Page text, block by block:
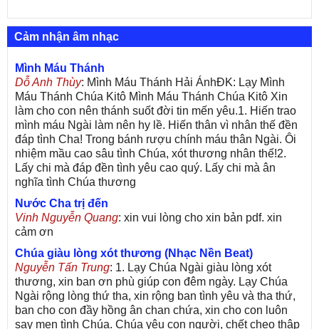
Cảm nhận âm nhạc
Mình Máu Thánh
Dỗ Anh Thùy: Mình Máu Thánh Hải ÁnhĐK: Lạy Mình
Máu Thánh Chúa Kitô Mình Máu Thánh Chúa Kitô Xin
làm cho con nên thánh suốt đời tin mến yêu.1. Hiến trao
mình máu Ngài làm nên hy lề. Hiến thân vì nhân thế đền
đáp tình Cha! Trong bánh rượu chính máu thân Ngài. Ôi
nhiệm mầu cao sâu tình Chúa, xót thương nhân thế!2.
Lấy chi mà đáp đền tình yêu cao quý. Lấy chi mà ân
nghĩa tình Chúa thương
Nước Cha trị đến
Vinh Nguyễn Quang: xin vui lòng cho xin bản pdf. xin
cảm ơn
Chúa giàu lòng xót thương (Nhạc Nền Beat)
Nguyễn Tấn Trung: 1. Lạy Chúa Ngài giàu lòng xót
thương, xin ban ơn phù giúp con đêm ngày. Lạy Chúa
Ngài rộng lòng thứ tha, xin rộng ban tình yêu và tha thứ,
ban cho con đầy hồng ân chan chứa, xin cho con luôn
say men tình Chúa. Chúa yêu con người, chết cheo thập